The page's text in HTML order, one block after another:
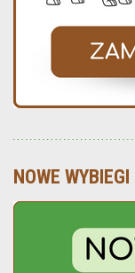
NOWE